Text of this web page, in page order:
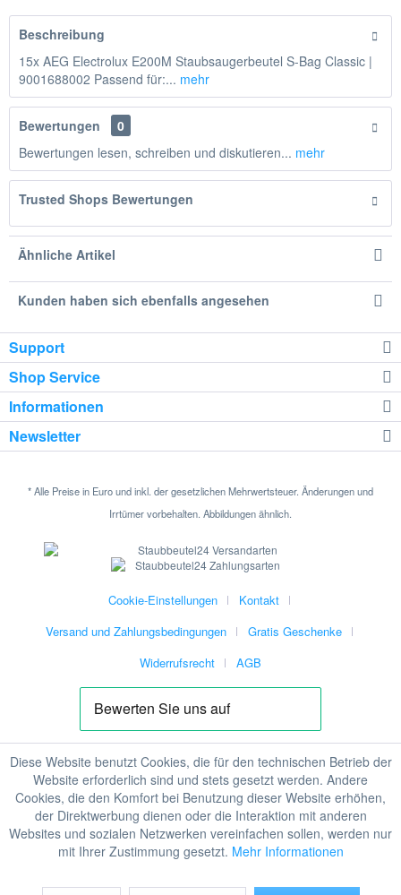
Beschreibung
15x AEG Electrolux E200M Staubsaugerbeutel S-Bag Classic |
9001688002 Passend für:... mehr
Bewertungen
0
Bewertungen lesen, schreiben und diskutieren... mehr
Trusted Shops Bewertungen
Ähnliche Artikel
Kunden haben sich ebenfalls angesehen
Support
Shop Service
Informationen
Newsletter
* Alle Preise in Euro und inkl. der gesetzlichen Mehrwertsteuer. Änderungen und
Irrtümer vorbehalten. Abbildungen ähnlich.
Cookie-Einstellungen
Kontakt
Versand und Zahlungsbedingungen
Gratis Geschenke
Widerrufsrecht
AGB
Diese Website benutzt Cookies, die für den technischen Betrieb der
Website erforderlich sind und stets gesetzt werden. Andere
Cookies, die den Komfort bei Benutzung dieser Website erhöhen,
der Direktwerbung dienen oder die Interaktion mit anderen
Websites und sozialen Netzwerken vereinfachen sollen, werden nur
mit Ihrer Zustimmung gesetzt. Mehr Informationen